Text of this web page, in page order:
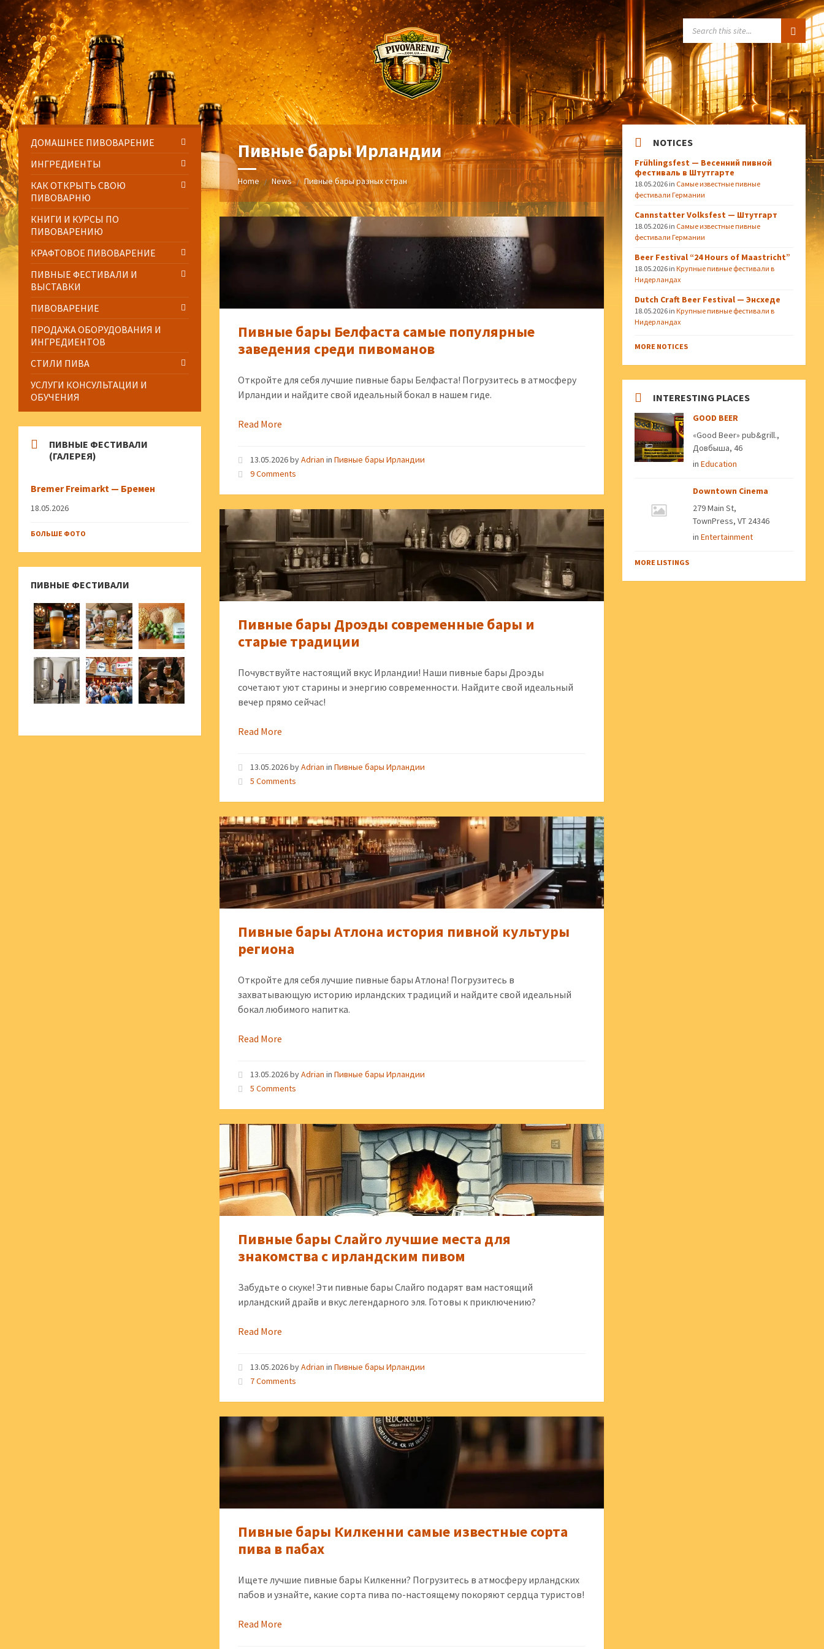
to
content
to
left
sidebar
to
right
sidebar
to
footer
Пивные бары Ирландии
Home / News / Пивные бары разных стран
Пивные бары Белфаста самые популярные
заведения среди пивоманов
Откройте для себя лучшие пивные бары Белфаста! Погрузитесь в атмосферу
Ирландии и найдите свой идеальный бокал в нашем гиде.
Read More
13.05.2026byAdrian inПивные бары Ирландии
9 Comments
Пивные бары Дроэды современные бары и
старые традиции
Почувствуйте настоящий вкус Ирландии! Наши пивные бары Дроэды
сочетают уют старины и энергию современности. Найдите свой идеальный
вечер прямо сейчас!
Read More
13.05.2026byAdrian inПивные бары Ирландии
5 Comments
Пивные бары Атлона история пивной культуры
региона
Откройте для себя лучшие пивные бары Атлона! Погрузитесь в
захватывающую историю ирландских традиций и найдите свой идеальный
бокал любимого напитка.
Read More
13.05.2026byAdrian inПивные бары Ирландии
5 Comments
Пивные бары Слайго лучшие места для
знакомства с ирландским пивом
Забудьте о скуке! Эти пивные бары Слайго подарят вам настоящий
ирландский драйв и вкус легендарного эля. Готовы к приключению?
Read More
13.05.2026byAdrian inПивные бары Ирландии
7 Comments
Пивные бары Килкенни самые известные сорта
пива в пабах
Ищете лучшие пивные бары Килкенни? Погрузитесь в атмосферу ирландских
пабов и узнайте, какие сорта пива по-настоящему покоряют сердца туристов!
Read More
ДОМАШНЕЕ ПИВОВАРЕНИЕ
ИНГРЕДИЕНТЫ
КАК ОТКРЫТЬ СВОЮ
ПИВОВАРНЮ
КНИГИ И КУРСЫ ПО
ПИВОВАРЕНИЮ
КРАФТОВОЕ ПИВОВАРЕНИЕ
ПИВНЫЕ ФЕСТИВАЛИ И
ВЫСТАВКИ
ПИВОВАРЕНИЕ
ПРОДАЖА ОБОРУДОВАНИЯ И
ИНГРЕДИЕНТОВ
СТИЛИ ПИВА
УСЛУГИ КОНСУЛЬТАЦИИ И
ОБУЧЕНИЯ
ПИВНЫЕ ФЕСТИВАЛИ
(ГАЛЕРЕЯ)
Bremer Freimarkt — Бремен
18.05.2026
БОЛЬШЕ ФОТО
ПИВНЫЕ ФЕСТИВАЛИ
NOTICES
Frühlingsfest — Весенний пивной
фестиваль в Штутгарте
18.05.2026 in Самые известные пивные
фестивали Германии
Cannstatter Volksfest — Штутгарт
18.05.2026 in Самые известные пивные
фестивали Германии
Beer Festival “24 Hours of Maastricht”
18.05.2026 inКрупные пивные фестивали в
Нидерландах
Dutch Craft Beer Festival — Энсхеде
18.05.2026 inКрупные пивные фестивали в
Нидерландах
MORE NOTICES
INTERESTING PLACES
GOOD BEER
«Good Beer» pub&grill.,
Довбыша, 46
inEducation
Downtown Cinema
279 Main St,
TownPress, VT 24346
inEntertainment
MORE LISTINGS